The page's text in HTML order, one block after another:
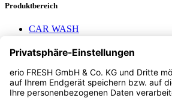
Produktbereich
CAR WASH
AEROTEC Compressors
Nayax Cashless
Contact us